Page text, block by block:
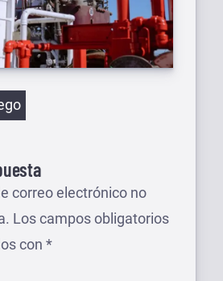
correo electrónico no
Los campos obligatorios
con *